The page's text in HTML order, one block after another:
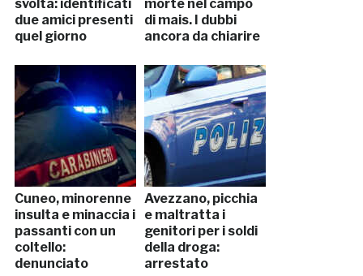
svolta: identificati
due amici presenti
quel giorno
morte nel campo
di mais. I dubbi
ancora da chiarire
Cuneo, minorenne
insulta e minaccia i
passanti con un
coltello:
denunciato
Avezzano, picchia
e maltratta i
genitori per i soldi
della droga:
arrestato